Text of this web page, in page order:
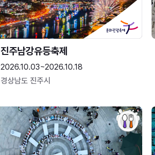
진주남강유등축제
2026.10.03~2026.10.18
경상남도 진주시